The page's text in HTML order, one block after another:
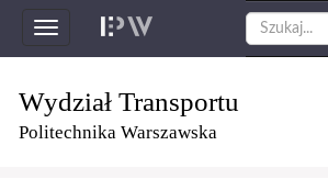
Toggle
navigation
Wydział Transportu
Politechnika Warszawska